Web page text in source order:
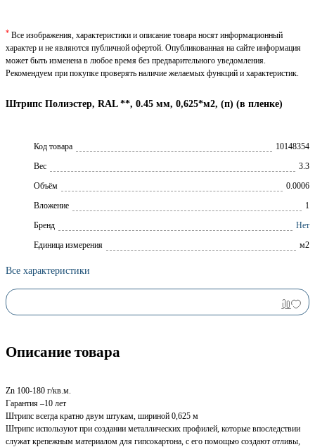
Штрипс Полиэстер, RAL **, 0.45 мм, 0,625*м2, (п) (в пленке)
Код товара
10148354
Вес
3.3
Объём
0.0006
Вложение
1
Брeнд
Нет
Единица измерения
м2
Все характеристики
* Все изображения, характеристики и описание товара носят информационный
характер и не являются публичной офертой. Опубликованная на сайте информация
может быть изменена в любое время без предварительного уведомления.
Рекомендуем при покупке проверять наличие желаемых функций и характеристик.
Описание товара
Zn 100-180 г/кв.м.
Гарантия –10 лет
Штрипс всегда кратно двум штукам, шириной 0,625 м
Штрипс используют при создании металлических профилей, которые впоследствии
служат крепежным материалом для гипсокартона, с его помощью создают отливы,